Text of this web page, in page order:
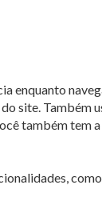
enquanto
site. Também
também tem